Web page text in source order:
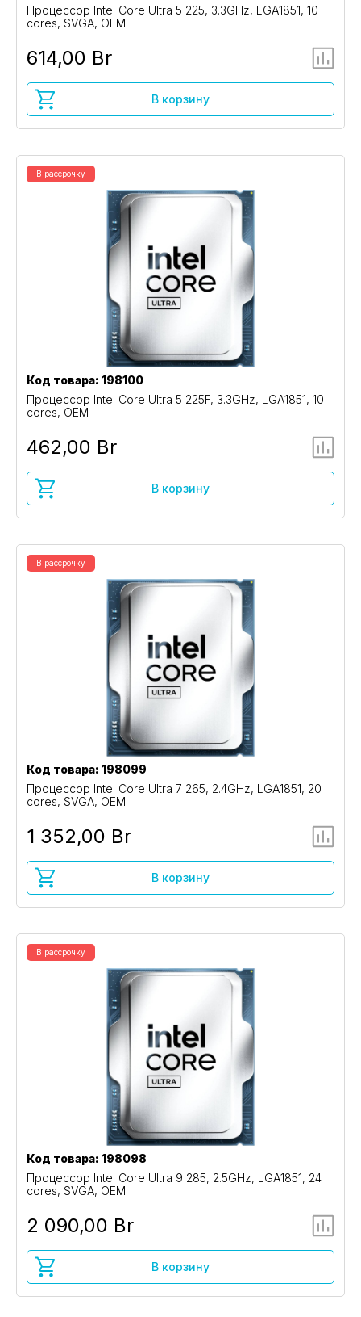
Процессор Intel Core Ultra 5 225, 3.3GHz, LGA1851, 10
cores, SVGA, OEM
614,00 Br
В корзину
В рассрочку
Код товара: 198100
Процессор Intel Core Ultra 5 225F, 3.3GHz, LGA1851, 10
cores, OEM
462,00 Br
В корзину
В рассрочку
Код товара: 198099
Процессор Intel Core Ultra 7 265, 2.4GHz, LGA1851, 20
cores, SVGA, OEM
1 352,00 Br
В корзину
В рассрочку
Код товара: 198098
Процессор Intel Core Ultra 9 285, 2.5GHz, LGA1851, 24
cores, SVGA, OEM
2 090,00 Br
В корзину